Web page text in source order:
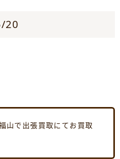
20
山で出張買取にてお買取